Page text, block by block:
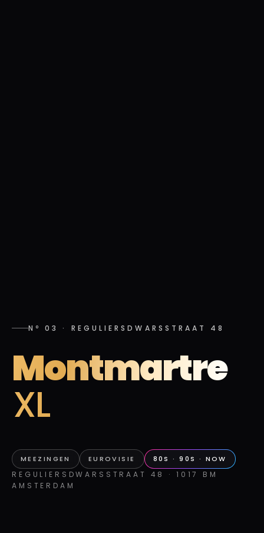
Nº 03 · REGULIERSDWARSSTRAAT 48
Montmartre
XL
MEEZINGEN EUROVISIE 80S · 90S · NOW
REGULIERSDWARSSTRAAT 48 · 1017 BM
AMSTERDAM